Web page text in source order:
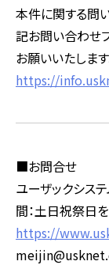
本件に関する問
記お問い合わせ
お願いいたします
https://
■お問合せ
ユーザックシス
間：土日祝祭日
https://